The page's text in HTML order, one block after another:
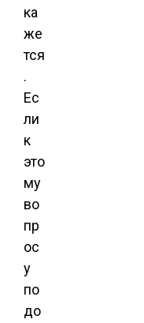
ка
же
тся
.
Ес
ли
к
это
му
во
пр
ос
у
по
до